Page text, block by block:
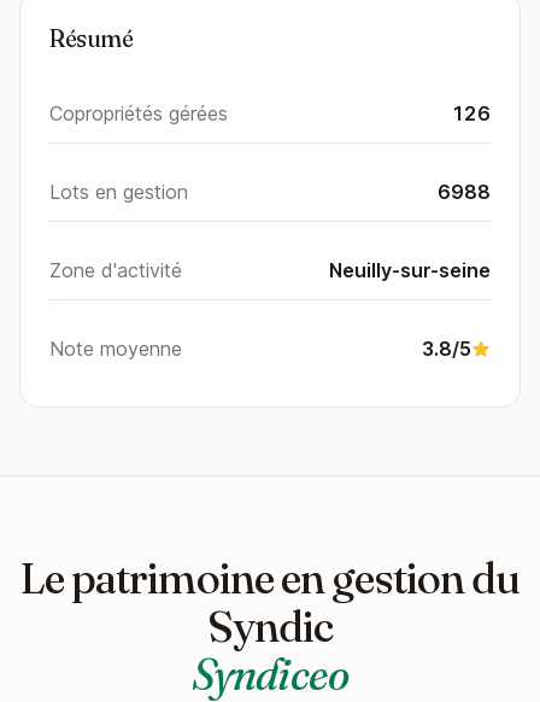
Résumé
Copropriétés gérées 126
Lots en gestion 6988
Zone d'activité Neuilly-sur-seine
Note moyenne 3.8/5
Le patrimoine en gestion du
Syndic
Syndiceo